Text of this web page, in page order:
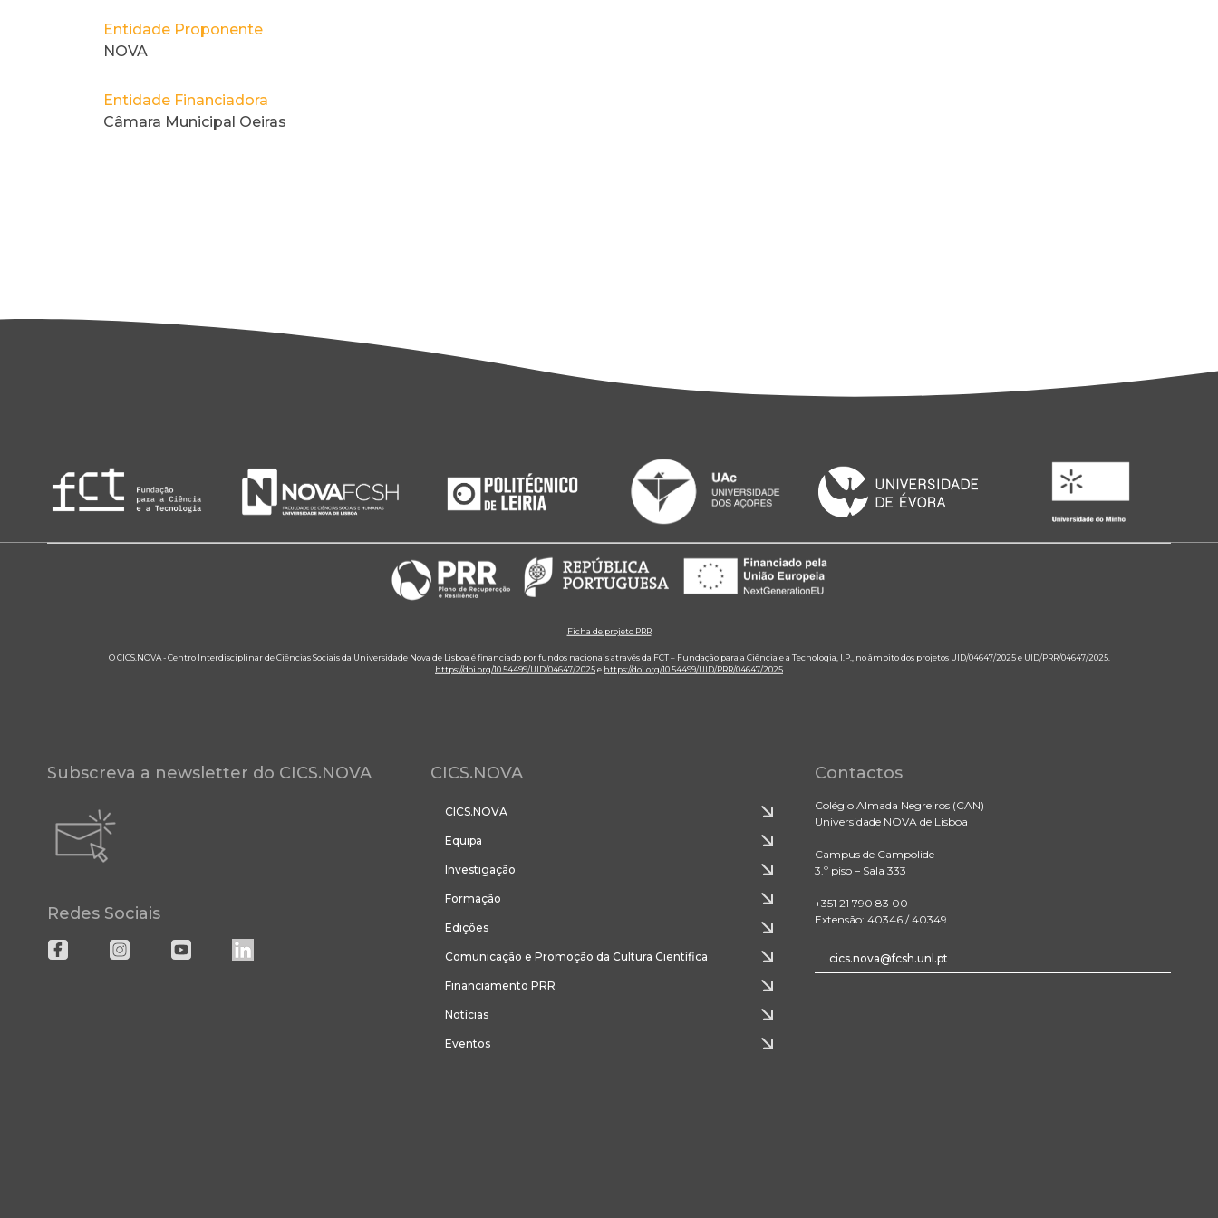
Entidade Proponente
NOVA
Entidade Financiadora
Câmara Municipal Oeiras
Ficha de projeto PRR
O CICS.NOVA - Centro Interdisciplinar de Ciências Sociais da Universidade Nova de Lisboa é financiado por fundos nacionais através da FCT – Fundação para a Ciência e a Tecnologia, I.P., no âmbito dos projetos UID/04647/2025 e UID/PRR/04647/2025.
https://doi.org/10.54499/UID/04647/2025e https://doi.org/10.54499/UID/PRR/04647/2025
Subscreva a newsletter do CICS.NOVA
Redes Sociais
CICS.NOVA
CICS.NOVA
Equipa
Investigação
Formação
Edições
Comunicação e Promoção da Cultura Científica
Financiamento PRR
Notícias
Eventos
Contactos
Colégio Almada Negreiros (CAN)
Universidade NOVA de Lisboa
Campus de Campolide
3.º piso – Sala 333
+351 21 790 83 00
Extensão: 40346 / 40349
cics.nova@fcsh.unl.pt